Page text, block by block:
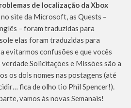
de localização da Xbox
site da Microsoft, as Quests –
– foram traduzidas para
elas foram traduzidas para
evitarmos confusões e que vocês
verdade Solicitações e Missões são a
os dois nomes nas postagens (até
fica de olho tio Phil Spencer!).
vamos às novas Semanais!